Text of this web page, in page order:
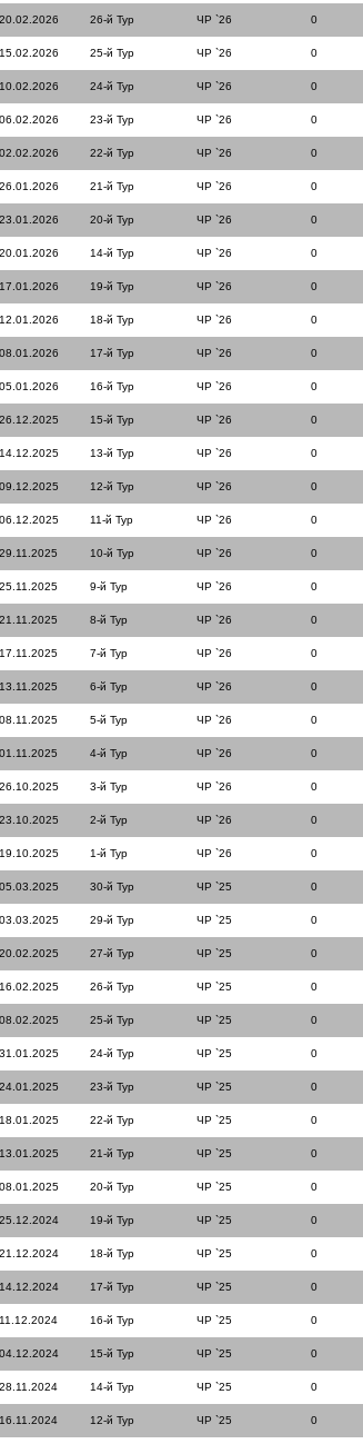
20.02.2026 26-й Тур ЧР `26 0
15.02.2026 25-й Тур ЧР `26 0
10.02.2026 24-й Тур ЧР `26 0
06.02.2026 23-й Тур ЧР `26 0
02.02.2026 22-й Тур ЧР `26 0
26.01.2026 21-й Тур ЧР `26 0
23.01.2026 20-й Тур ЧР `26 0
20.01.2026 14-й Тур ЧР `26 0
17.01.2026 19-й Тур ЧР `26 0
12.01.2026 18-й Тур ЧР `26 0
08.01.2026 17-й Тур ЧР `26 0
05.01.2026 16-й Тур ЧР `26 0
26.12.2025 15-й Тур ЧР `26 0
14.12.2025 13-й Тур ЧР `26 0
09.12.2025 12-й Тур ЧР `26 0
06.12.2025 11-й Тур ЧР `26 0
29.11.2025 10-й Тур ЧР `26 0
25.11.2025 9-й Тур ЧР `26 0
21.11.2025 8-й Тур ЧР `26 0
17.11.2025 7-й Тур ЧР `26 0
13.11.2025 6-й Тур ЧР `26 0
08.11.2025 5-й Тур ЧР `26 0
01.11.2025 4-й Тур ЧР `26 0
26.10.2025 3-й Тур ЧР `26 0
23.10.2025 2-й Тур ЧР `26 0
19.10.2025 1-й Тур ЧР `26 0
05.03.2025 30-й Тур ЧР `25 0
03.03.2025 29-й Тур ЧР `25 0
20.02.2025 27-й Тур ЧР `25 0
16.02.2025 26-й Тур ЧР `25 0
08.02.2025 25-й Тур ЧР `25 0
31.01.2025 24-й Тур ЧР `25 0
24.01.2025 23-й Тур ЧР `25 0
18.01.2025 22-й Тур ЧР `25 0
13.01.2025 21-й Тур ЧР `25 0
08.01.2025 20-й Тур ЧР `25 0
25.12.2024 19-й Тур ЧР `25 0
21.12.2024 18-й Тур ЧР `25 0
14.12.2024 17-й Тур ЧР `25 0
11.12.2024 16-й Тур ЧР `25 0
04.12.2024 15-й Тур ЧР `25 0
28.11.2024 14-й Тур ЧР `25 0
16.11.2024 12-й Тур ЧР `25 0